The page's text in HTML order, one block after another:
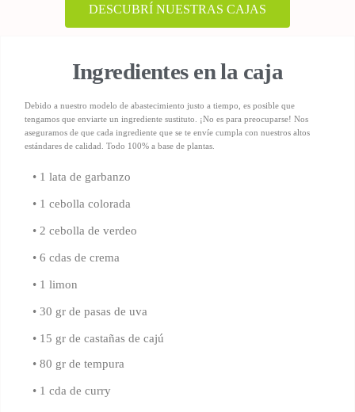
DESCUBRÍ NUESTRAS CAJAS
Ingredientes en la caja
Debido a nuestro modelo de abastecimiento justo a tiempo, es posible que
tengamos que enviarte un ingrediente sustituto. ¡No es para preocuparse! Nos
aseguramos de que cada ingrediente que se te envíe cumpla con nuestros altos
estándares de calidad. Todo 100% a base de plantas.
• 1 lata de garbanzo
• 1 cebolla colorada
• 2 cebolla de verdeo
• 6 cdas de crema
• 1 limon
• 30 gr de pasas de uva
• 15 gr de castañas de cajú
• 80 gr de tempura
• 1 cda de curry